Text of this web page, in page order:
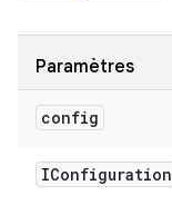
Paramètres
config
IConfiguration